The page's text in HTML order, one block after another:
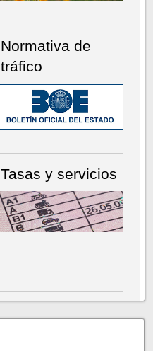
Normativa de
tráfico
Tasas y servicios